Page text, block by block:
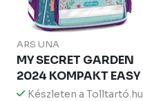
ARS UNA
MY SECRET GARDEN
2024 KOMPAKT EASY
Készleten a Tolltartó.hu